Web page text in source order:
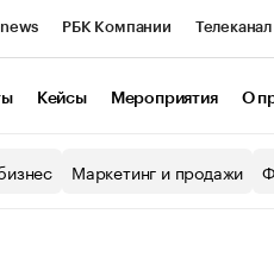
РБК Компании Телеканал
Экономика Бизнес
Кейсы Мероприятия О
Маркетинг и продажи